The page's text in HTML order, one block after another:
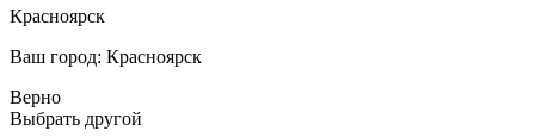
Красноярск
Ваш город: Красноярск
Верно
Выбрать другой